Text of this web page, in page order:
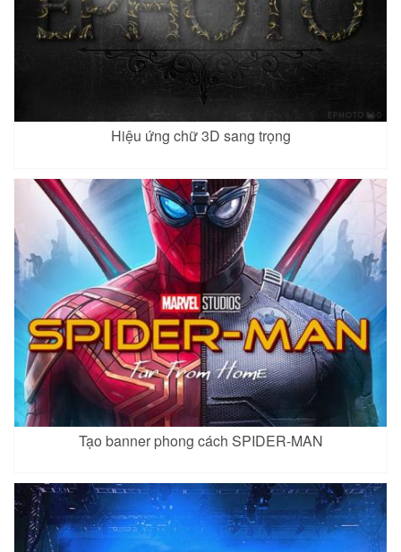
Hiệu ứng chữ 3D sang trọng
Tạo banner phong cách SPIDER-MAN